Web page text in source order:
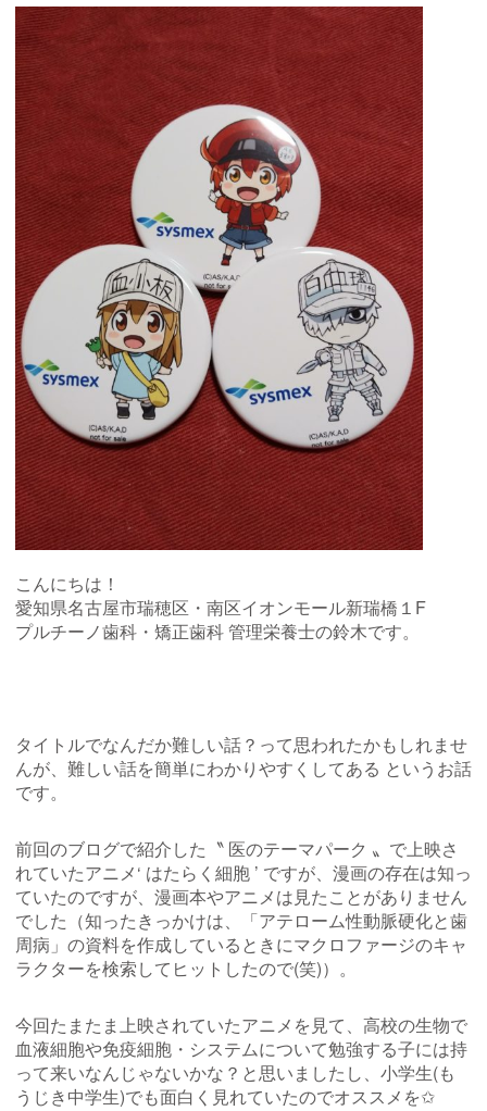
こんにちは！
愛知県名古屋市瑞穂区・南区イオンモール新瑞橋１F
プルチーノ歯科・矯正歯科 管理栄養士の鈴木です。
タイトルでなんだか難しい話？って思われたかもしれませ
んが、難しい話を簡単にわかりやすくしてある というお話
です。
前回のブログで紹介した〝 医のテーマパーク 〟で上映さ
れていたアニメ‘ はたらく細胞 ’ ですが、漫画の存在は知っ
ていたのですが、漫画本やアニメは見たことがありません
でした（知ったきっかけは、「アテローム性動脈硬化と歯
周病」の資料を作成しているときにマクロファージのキャ
ラクターを検索してヒットしたので(笑)）。
今回たまたま上映されていたアニメを見て、高校の生物で
血液細胞や免疫細胞・システムについて勉強する子には持
って来いなんじゃないかな？と思いましたし、小学生(も
うじき中学生)でも面白く見れていたのでオススメを✩